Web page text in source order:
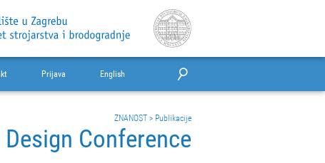
Prijava English
ZNANOST > Publikacije
Conference